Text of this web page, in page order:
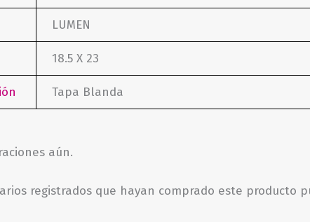
LUMEN
18.5 X 23
Tapa Blanda
aún.
registrados que hayan comprado este producto